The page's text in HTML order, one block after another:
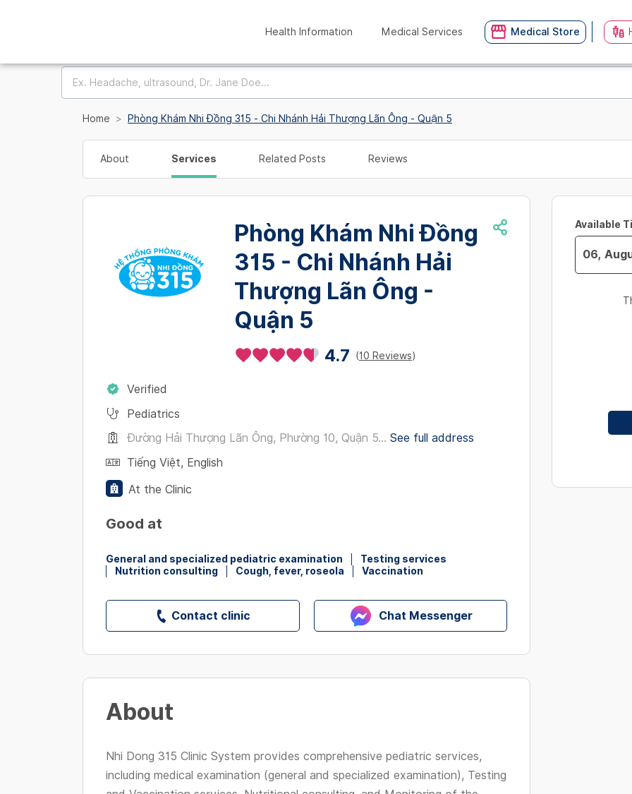
Health Information Medical Services Medical Store
Home Phòng Khám Nhi Đồng 315 - Chi Nhánh Hải Thượng Lãn Ông - Quận 5
About Services Related Posts Reviews
Phòng Khám Nhi Đồng
315 - Chi Nhánh Hải
Thượng Lãn Ông -
Quận 5
4.7 (10 Reviews)
Verified
Pediatrics
Đường Hải Thượng Lãn Ông, Phường 10, Quận 5... See full address
Tiếng Việt, English
At the Clinic
Good at
General and specialized pediatric examination
Testing services
Nutrition consulting
Cough, fever, roseola Vaccination
Contact clinic Chat Messenger
About
Nhi Dong 315 Clinic System provides comprehensive pediatric services,
including medical examination (general and specialized examination), Testing
Available
Navigate
select